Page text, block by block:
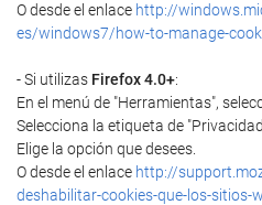
O desde el enlace http://
es/windows7/how-to-manage-
- Si utilizas Firefox 4.0+:
En el menú de "Herramientas",
Selecciona la etiqueta de
Elige la opción que desees.
O desde el enlace http://
deshabilitar-cookies-que-los-sitios-